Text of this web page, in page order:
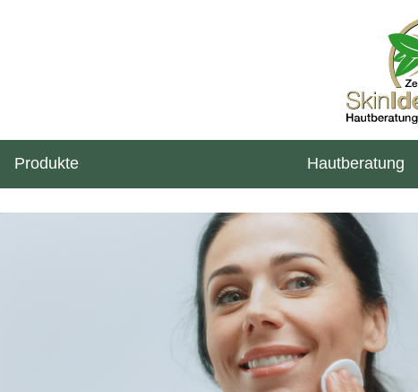
Produkte Hautberatung